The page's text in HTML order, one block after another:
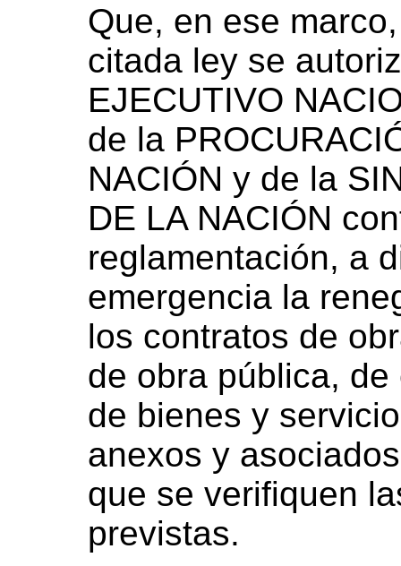
Que, en ese
citada ley se
EJECUTIVO
de la
NACIÓN y de la
DE LA NACIÓN
reglamentación, a
emergencia la
los contratos de
de obra pública,
de bienes y
anexos y
que se verifiquen
previstas.